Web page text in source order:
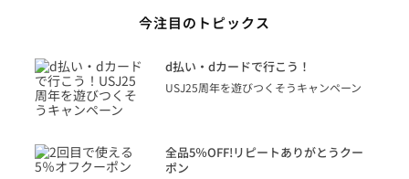
今注目のトピックス
d払い・dカードで行こう！
USJ25周年を遊びつくそうキャンペーン
全品5％OFF!リピートありがとうクー
ポン